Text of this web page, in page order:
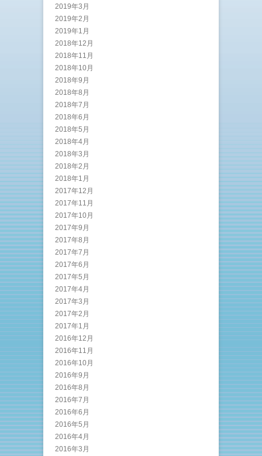
2019年3月
2019年2月
2019年1月
2018年12月
2018年11月
2018年10月
2018年9月
2018年8月
2018年7月
2018年6月
2018年5月
2018年4月
2018年3月
2018年2月
2018年1月
2017年12月
2017年11月
2017年10月
2017年9月
2017年8月
2017年7月
2017年6月
2017年5月
2017年4月
2017年3月
2017年2月
2017年1月
2016年12月
2016年11月
2016年10月
2016年9月
2016年8月
2016年7月
2016年6月
2016年5月
2016年4月
2016年3月